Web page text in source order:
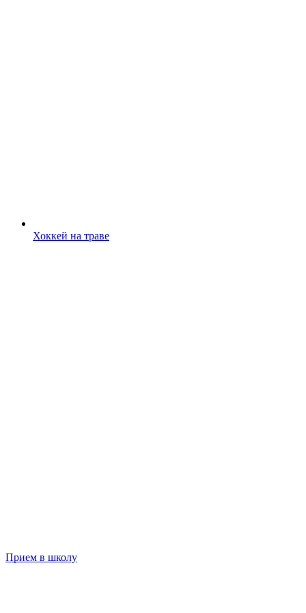
Хоккей на траве
Прием в школу